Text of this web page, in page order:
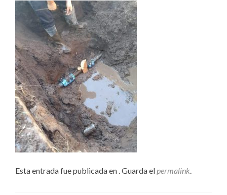
Esta entrada fue publicada en . Guarda elpermalink.